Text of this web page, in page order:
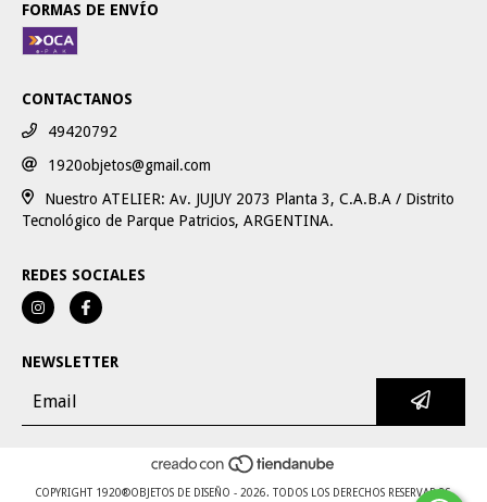
FORMAS DE ENVÍO
CONTACTANOS
49420792
1920objetos@gmail.com
Nuestro ATELIER: Av. JUJUY 2073 Planta 3, C.A.B.A / Distrito
Tecnológico de Parque Patricios, ARGENTINA.
REDES SOCIALES
NEWSLETTER
COPYRIGHT 1920®OBJETOS DE DISEÑO - 2026. TODOS LOS DERECHOS RESERVADOS.